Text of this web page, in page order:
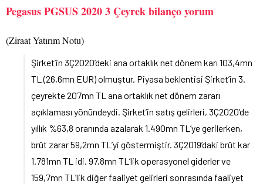
Pegasus PGSUS 2020 3 Çeyrek bilanço yorum
(Ziraat Yatırım Notu)
Şirket’in 3Ç2020’deki ana ortaklık net dönem karı 103,4mn
TL (26,6mn EUR) olmuştur. Piyasa beklentisi Şirket’in 3.
çeyrekte 207mn TL ana ortaklık net dönem zararı
açıklaması yönündeydi. Şirket’in satış gelirleri, 3Ç2020’de
yıllık %63,8 oranında azalarak 1.490mn TL’ye gerilerken,
brüt zarar 59,2mn TL’yi göstermiştir. 3Ç2019’daki brüt kar
1.781mn TL idi. 97,8mn TL’lik operasyonel giderler ve
159,7mn TL’lik diğer faaliyet gelirleri sonrasında faaliyet